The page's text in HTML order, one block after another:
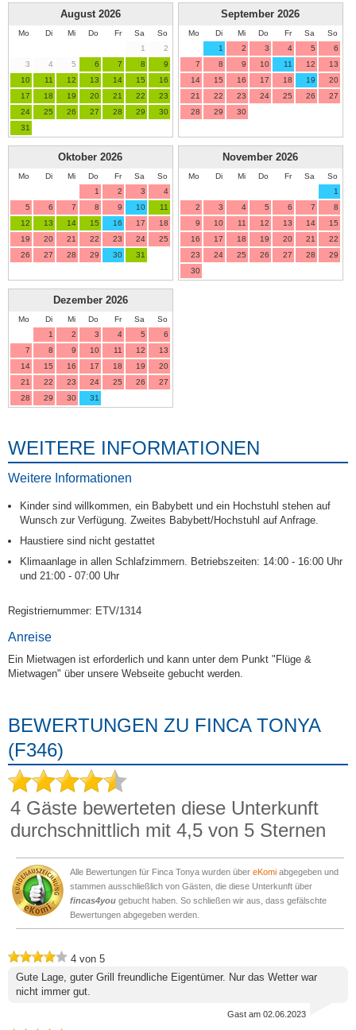
August 2026
Mo Di Mi Do Fr Sa
So
1
2
3
4 5 6 7 8
9
10
11 12 13 14 15
16
17
18 19 20 21 22
23
24
25 26 27 28 29
30
31
September 2026
Mo Di Mi Do Fr Sa
So
1
2 3 4 5
6
7
8 9 10 11 12
13
14
15 16 17 18 19
20
21
22 23 24 25 26
27
28
29 30
Oktober 2026
Mo Di Mi Do Fr Sa
So
1
2 3
4
5
6 7 8 9 10
11
12
13 14 15 16 17
18
19
20 21 22 23 24
25
26
27 28 29 30 31
November 2026
Mo Di Mi Do Fr Sa
So
1
2
3 4 5 6 7
8
9
10 11 12 13 14
15
16
17 18 19 20 21
22
23
24 25 26 27 28
29
30
Dezember 2026
Mo Di Mi Do Fr Sa
So
1
2 3 4 5
6
7
8 9 10 11 12
13
14
15 16 17 18 19
20
21
22 23 24 25 26
27
28
29 30 31
WEITERE INFORMATIONEN
Weitere Informationen
Kinder sind willkommen, ein Babybett und ein Hochstuhl stehen auf
Wunsch zur Verfügung. Zweites Babybett/Hochstuhl auf Anfrage.
Haustiere sind nicht gestattet
Klimaanlage in allen Schlafzimmern. Betriebszeiten: 14:00 - 16:00 Uhr
und 21:00 - 07:00 Uhr
Registriernummer: ETV/1314
Anreise
Ein Mietwagen ist erforderlich und kann unter dem Punkt "Flüge &
Mietwagen" über unsere Webseite gebucht werden.
BEWERTUNGEN ZU FINCA TONYA
(F346)
4 Gäste bewerteten diese Unterkunft
durchschnittlich mit 4,5 von 5 Sternen
Alle Bewertungen für Finca Tonya wurden über eKomi abgegeben und
stammen ausschließlich von Gästen, die diese Unterkunft über
fincas4you gebucht haben. So schließen wir aus, dass gefälschte
Bewertungen abgegeben werden.
4 von 5
Gute Lage, guter Grill freundliche Eigentümer. Nur das Wetter war
nicht immer gut.
Gast am 02.06.2023